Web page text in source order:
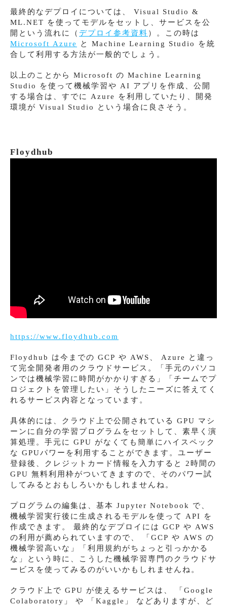
最終的なデプロイについては、 Visual Studio &
ML.NET を使ってモデルをセットし、サービスを公
開という流れに（ デプロイ参考資料 ）。この時は
Microsoft Azure
と Machine Learning Studio を統
合して利用する方法が一般的でしょう。
以上のことから Microsoft の Machine Learning
Studio を使って機械学習や AI アプリを作成、公開
する場合は、すでに Azure を利用していたり、開発
環境が Visual Studio という場合に良さそう。
Floydhub
https://www.floydhub.com
Floydhub は今までの GCP や AWS、 Azure と違っ
て完全開発者用のクラウドサービス。「手元のパソコ
ンでは機械学習に時間がかかりすぎる」「チームでプ
ロジェクトを管理したい」そうしたニーズに答えてく
れるサービス内容となっています。
具体的には、クラウド上で公開されている GPU マシ
ーンに自分の学習プログラムをセットして、素早く演
算処理。手元に GPU がなくても簡単にハイスペック
な GPUパワーを利用することができます。ユーザー
登録後、クレジットカード情報を入力すると 2時間の
GPU 無料利用枠がついてきますので、そのパワー試
してみるとおもしろいかもしれませんね。
プログラムの編集は、基本 Jupyter Notebook で、
機械学習実行後に生成されるモデルを使って API を
作成できます。 最終的なデプロイには GCP や AWS
の利用が薦められていますので、 「GCP や AWS の
機械学習高いな」「利用規約がちょっと引っかかる
な」という時に、こうした機械学習専門のクラウドサ
ービスを使ってみるのがいいかもしれませんね。
クラウド上で GPU が使えるサービスは、 「Google
Colaboratory」 や 「Kaggle」 などありますが、ど